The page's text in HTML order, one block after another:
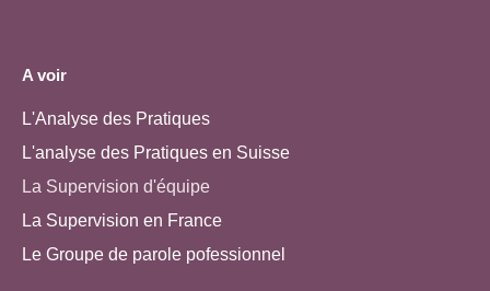
A voir
L'Analyse des Pratiques
L'analyse des Pratiques en Suisse
La Supervision d'équipe
La Supervision en France
Le Groupe de parole pofessionnel